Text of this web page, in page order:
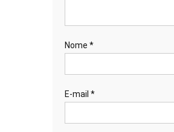
Nome *
E-mail *